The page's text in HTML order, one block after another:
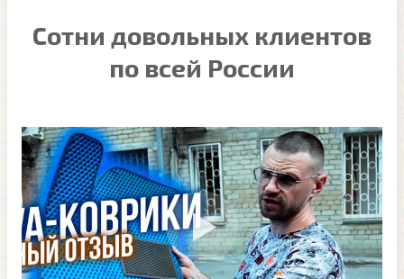
Сотни довольных клиентов
по всей России